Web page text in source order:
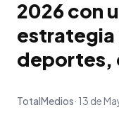
2026 con
estrategia
deportes,
TotalMedios 13 de